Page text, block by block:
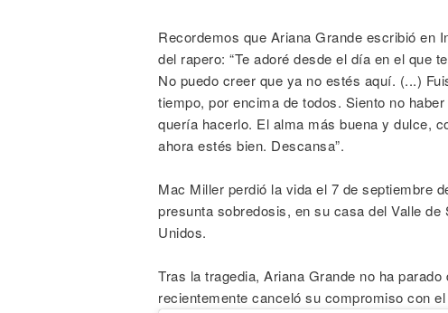
Recordemos que Ariana Grande escribió en
del rapero: “Te adoré desde el día en el que
No puedo creer que ya no estés aquí. (...)
tiempo, por encima de todos. Siento no
quería hacerlo. El alma más buena y dulce,
ahora estés bien. Descansa”.
Mac Miller perdió la vida el 7 de septiembre
presunta sobredosis, en su casa del Valle
Unidos.
Tras la tragedia, Ariana Grande no ha
recientemente canceló su compromiso con